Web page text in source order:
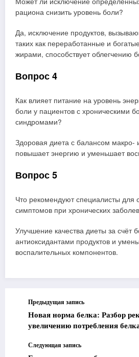
рациона снизить уровень боли?
Да, исключение продуктов,
таких как переработанные и
жирами, способствует облегчению
Вопрос 4
Как влияет питание на уровень
боли у пациентов с хроническими
синдромами?
Здоровая диета с балансом макро-
повышает энергию и уменьшает
Вопрос 5
Что рекомендуют специалисты для
симптомов при хронических
Улучшение качества диеты за счёт
антиоксидантами продуктов и
воспалительных компонентов.
Предыдущая запись
Новая норма белка: Разбор
увеличению потребления
Следующая запись